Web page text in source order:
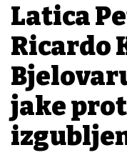
Latica
Ricardo
jake